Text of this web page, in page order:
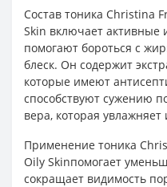
Состав тоника Christina
Skin включает активные
помогают бороться с
блеск. Он содержит
которые имеют
способствуют сужению
вера, которая увлажняет
Применение тоника
Oily Skinпомогает
сокращает видимость